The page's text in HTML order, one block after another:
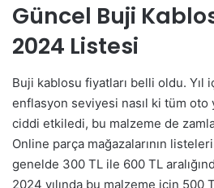
Güncel Buji
2024 Listesi
Buji kablosu fiyatları belli oldu. Yıl
enflasyon seviyesi nasıl ki tüm
ciddi etkiledi, bu malzeme de
Online parça mağazalarının
genelde 300 TL ile 600 TL
2024 yılında bu malzeme için 500